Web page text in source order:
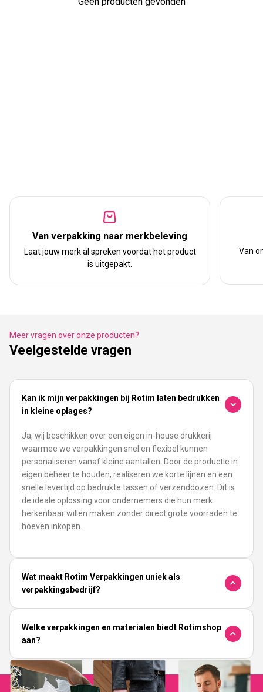
Van verpakking naar merkbeleving
Laat jouw merk al spreken voordat het product
is uitgepakt.
Van
Meer vragen over onze producten?
Veelgestelde vragen
Kan ik mijn verpakkingen bij Rotim laten bedrukken
in kleine oplages?
Ja, wij beschikken over een eigen in-house drukkerij
waarmee we verpakkingen snel en flexibel kunnen
personaliseren vanaf kleine aantallen. Door de productie in
eigen beheer te houden, realiseren we korte lijnen en een
snelle levertijd op bedrukte tassen of verzenddozen. Dit is
de ideale oplossing voor ondernemers die hun merk
herkenbaar willen maken zonder direct grote voorraden te
hoeven inkopen.
Wat maakt Rotim Verpakkingen uniek als
verpakkingsbedrijf?
Welke verpakkingen en materialen biedt Rotimshop
aan?